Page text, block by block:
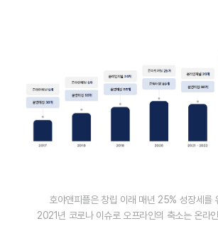
호야앤피플은 창립 이래 매년 25% 성장세를
2021년 코로나 이슈로 오프라인의 축소는 온라